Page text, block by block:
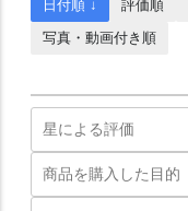
日付順 ↓ 評価順
写真・動画付き順